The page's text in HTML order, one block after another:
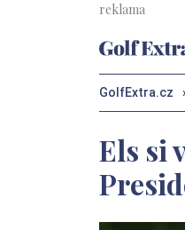
GolfExtra.cz ›
Els si